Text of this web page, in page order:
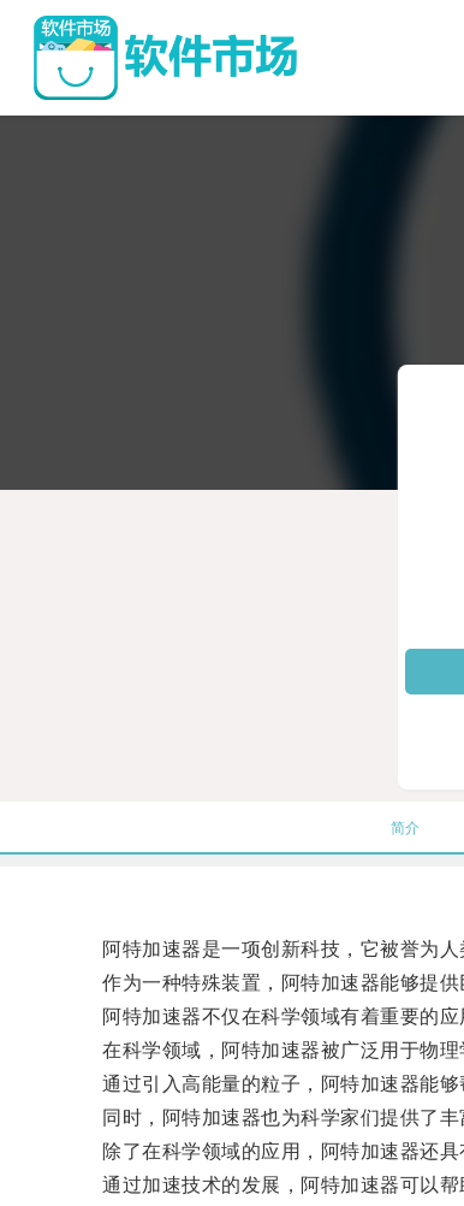
简介
阿特加速器是一项创新科技，它被誉为人
作为一种特殊装置，阿特加速器能够提供
阿特加速器不仅在科学领域有着重要的应
在科学领域，阿特加速器被广泛用于物理
通过引入高能量的粒子，阿特加速器能够
同时，阿特加速器也为科学家们提供了丰
除了在科学领域的应用，阿特加速器还具
通过加速技术的发展，阿特加速器可以帮